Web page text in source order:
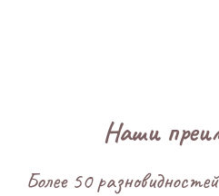
Наши
Более 50